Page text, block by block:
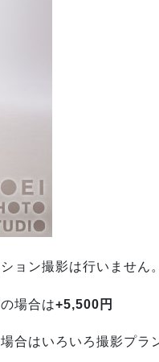
ョン撮影は行いません
場合は+5,500円
合はいろいろ撮影プラ